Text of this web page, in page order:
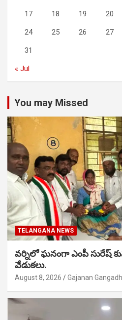
17 18 19 20
24 25 26 27
31
« Jul
You may Missed
TELANGANA NEWS
వర్నిలో ఘనంగా ఎంపీ సురేష్
వేడుకలు.
August 8, 2026 Gajanan